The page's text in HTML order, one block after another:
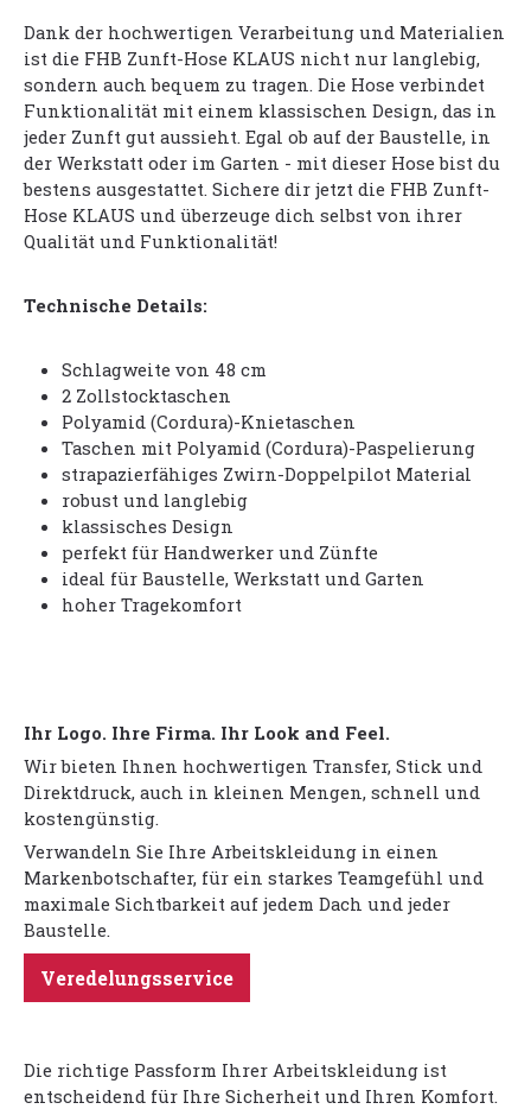
Dank der hochwertigen Verarbeitung und Materialien
ist die FHB Zunft-Hose KLAUS nicht nur langlebig,
sondern auch bequem zu tragen. Die Hose verbindet
Funktionalität mit einem klassischen Design, das in
jeder Zunft gut aussieht. Egal ob auf der Baustelle, in
der Werkstatt oder im Garten - mit dieser Hose bist du
bestens ausgestattet. Sichere dir jetzt die FHB Zunft-
Hose KLAUS und überzeuge dich selbst von ihrer
Qualität und Funktionalität!
Technische Details:
Schlagweite von 48 cm
2 Zollstocktaschen
Polyamid (Cordura)-Knietaschen
Taschen mit Polyamid (Cordura)-Paspelierung
strapazierfähiges Zwirn-Doppelpilot Material
robust und langlebig
klassisches Design
perfekt für Handwerker und Zünfte
ideal für Baustelle, Werkstatt und Garten
hoher Tragekomfort
Ihr Logo. Ihre Firma. Ihr Look and Feel.
Wir bieten Ihnen hochwertigen Transfer, Stick und
Direktdruck, auch in kleinen Mengen, schnell und
kostengünstig.
Verwandeln Sie Ihre Arbeitskleidung in einen
Markenbotschafter, für ein starkes Teamgefühl und
maximale Sichtbarkeit auf jedem Dach und jeder
Baustelle.
Veredelungsservice
Die richtige Passform Ihrer Arbeitskleidung ist
entscheidend für Ihre Sicherheit und Ihren Komfort.